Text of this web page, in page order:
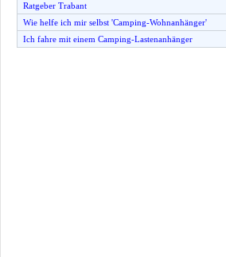
Ratgeber Trabant
Wie helfe ich mir selbst 'Camping-Wohnanhänger'
Ich fahre mit einem Camping-Lastenanhänger